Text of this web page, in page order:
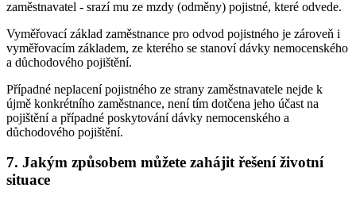
zaměstnavatel - srazí mu ze mzdy (odměny) pojistné, které odvede.
Vyměřovací základ zaměstnance pro odvod pojistného je zároveň i
vyměřovacím základem, ze kterého se stanoví dávky nemocenského
a důchodového pojištění.
Případné neplacení pojistného ze strany zaměstnavatele nejde k
újmě konkrétního zaměstnance, není tím dotčena jeho účast na
pojištění a případné poskytování dávky nemocenského a
důchodového pojištění.
7. Jakým způsobem můžete zahájit řešení životní
situace